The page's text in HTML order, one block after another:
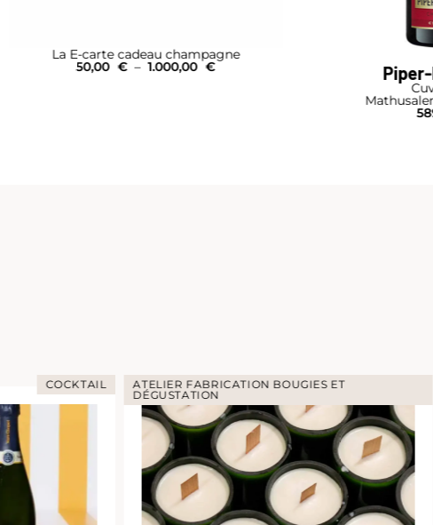
Piper-Heidsieck
Cuvée Brut
COCKTAIL
ATELIER FABRICATION BOUGIES ET
DÉGUSTATION